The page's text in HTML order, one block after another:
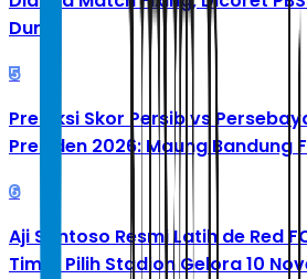
Dunia
5
Prediksi Skor Persib vs
Presiden 2026: Maung Bandung
6
Aji Santoso Resmi Latih de Red
Timur Pilih Stadion Gelora 10